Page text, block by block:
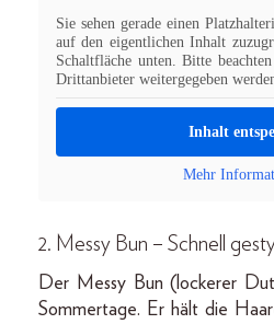
Sie sehen gerade einen
auf den eigentlichen Inhalt
Schaltfläche unten. Bitte
Drittanbieter weitergegeben
Inhalt
Mehr
2. Messy Bun – Schnell
Der Messy Bun (lockerer
Sommertage. Er hält die